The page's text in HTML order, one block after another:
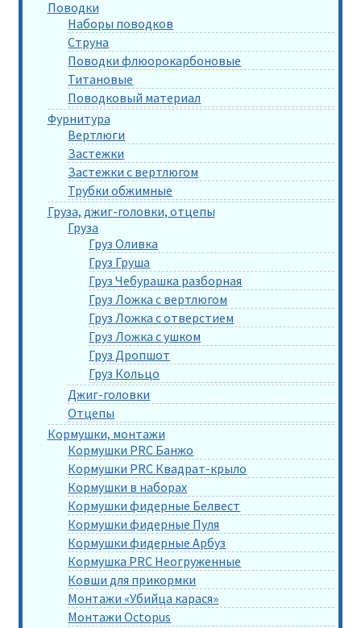
Поводки
Наборы поводков
Струна
Поводки флюорокарбоновые
Титановые
Поводковый материал
Фурнитура
Вертлюги
Застежки
Застежки с вертлюгом
Трубки обжимные
Груза, джиг-головки, отцепы
Груза
Груз Оливка
Груз Груша
Груз Чебурашка разборная
Груз Ложка с вертлюгом
Груз Ложка с отверстием
Груз Ложка с ушком
Груз Дропшот
Груз Кольцо
Джиг-головки
Отцепы
Кормушки, монтажи
Кормушки PRC Банжо
Кормушки PRC Квадрат-крыло
Кормушки в наборах
Кормушки фидерные Белвест
Кормушки фидерные Пуля
Кормушки фидерные Арбуз
Кормушка PRC Неогруженные
Ковши для прикормки
Монтажи «Убийца карася»
Монтажи Octopus